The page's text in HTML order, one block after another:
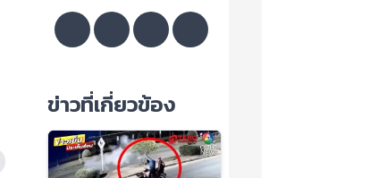
ข่าวที่เกี่ยวข้อง